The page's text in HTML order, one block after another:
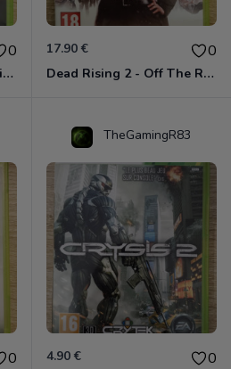
0
Deus Ex - Human Revolution Xbox 360
17.90 € 0
Dead Rising 2 - Off The Record Xbox 360
0
TheGamingR83
4.90 € 0